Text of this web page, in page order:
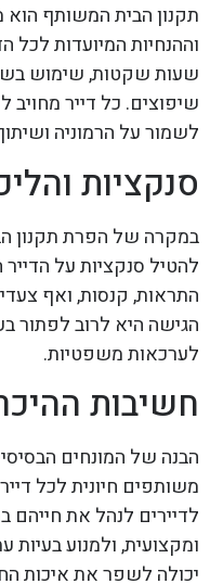
תקנון הבית המשותף
וההנחיות המיועדות לכל
שעות שקטות, שימוש
שיפוצים. כל דייר מחויב
לשמור על הרמוניה
סנקציות
במקרה של הפרת תקנון
להטיל סנקציות על
התראות, קנסות, ואף
הגישה היא לרוב לפתור
לערכאות משפטיות.
חשיבות
הבנה של המונחים
משותפים חיונית לכל
לדיירים לנהל את
ומקצועית, ולמנוע בעיות
יכולה לשפר את איכות